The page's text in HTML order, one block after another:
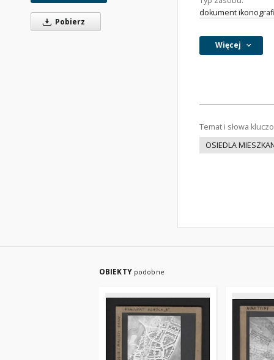
Pobierz
dokument
Więcej
Temat i słowa
OSIEDLA
OBIEKTY podobne